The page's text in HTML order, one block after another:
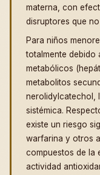
materna, con
disruptores que
Para niños
totalmente debido
metabólicos
metabolitos
nerolidylcatechol,
sistémica.
existe un riesgo
warfarina y otros
compuestos de la
actividad